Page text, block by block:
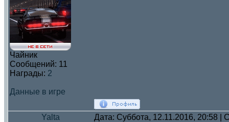
Чайник
Сообщений: 11
Награды: 2
Данные в игре
Yalta Дата: Суббота, 12.11.2016, 20:58 |